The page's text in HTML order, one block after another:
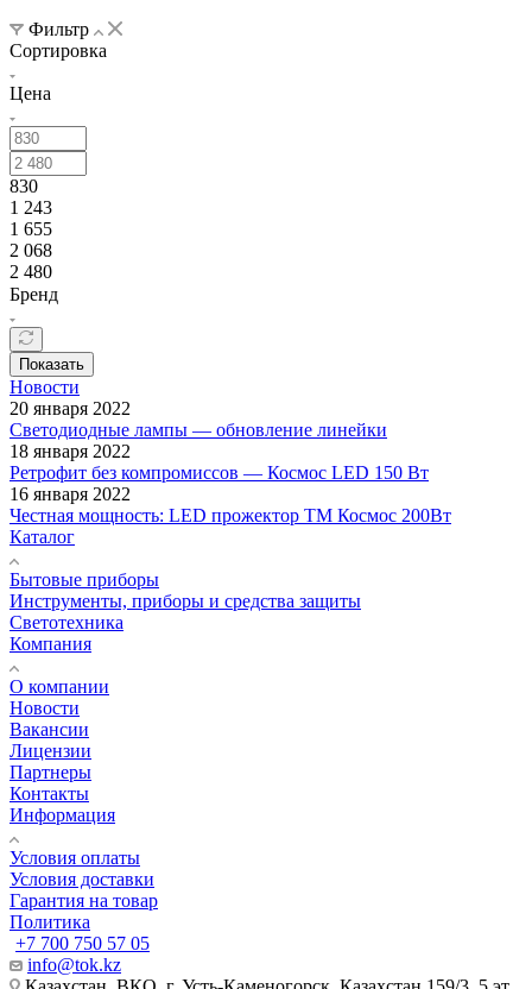
Фильтр
Сортировка
Цена
830
1 243
1 655
2 068
2 480
Бренд
Показать
Новости
20 января 2022
Светодиодные лампы — обновление линейки
18 января 2022
Ретрофит без компромиссов — Космос LED 150 Вт
16 января 2022
Честная мощность: LED прожектор ТМ Космос 200Вт
Каталог
Бытовые приборы
Инструменты, приборы и средства защиты
Светотехника
Компания
О компании
Новости
Вакансии
Лицензии
Партнеры
Контакты
Информация
Условия оплаты
Условия доставки
Гарантия на товар
Политика
+7 700 750 57 05
info@tok.kz